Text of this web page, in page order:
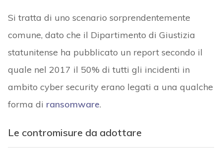
Si tratta di uno scenario sorprendentemente
comune, dato che il Dipartimento di Giustizia
statunitense ha pubblicato un report secondo il
quale nel 2017 il 50% di tutti gli incidenti in
ambito cyber security erano legati a una qualche
forma di ransomware.
Le contromisure da adottare